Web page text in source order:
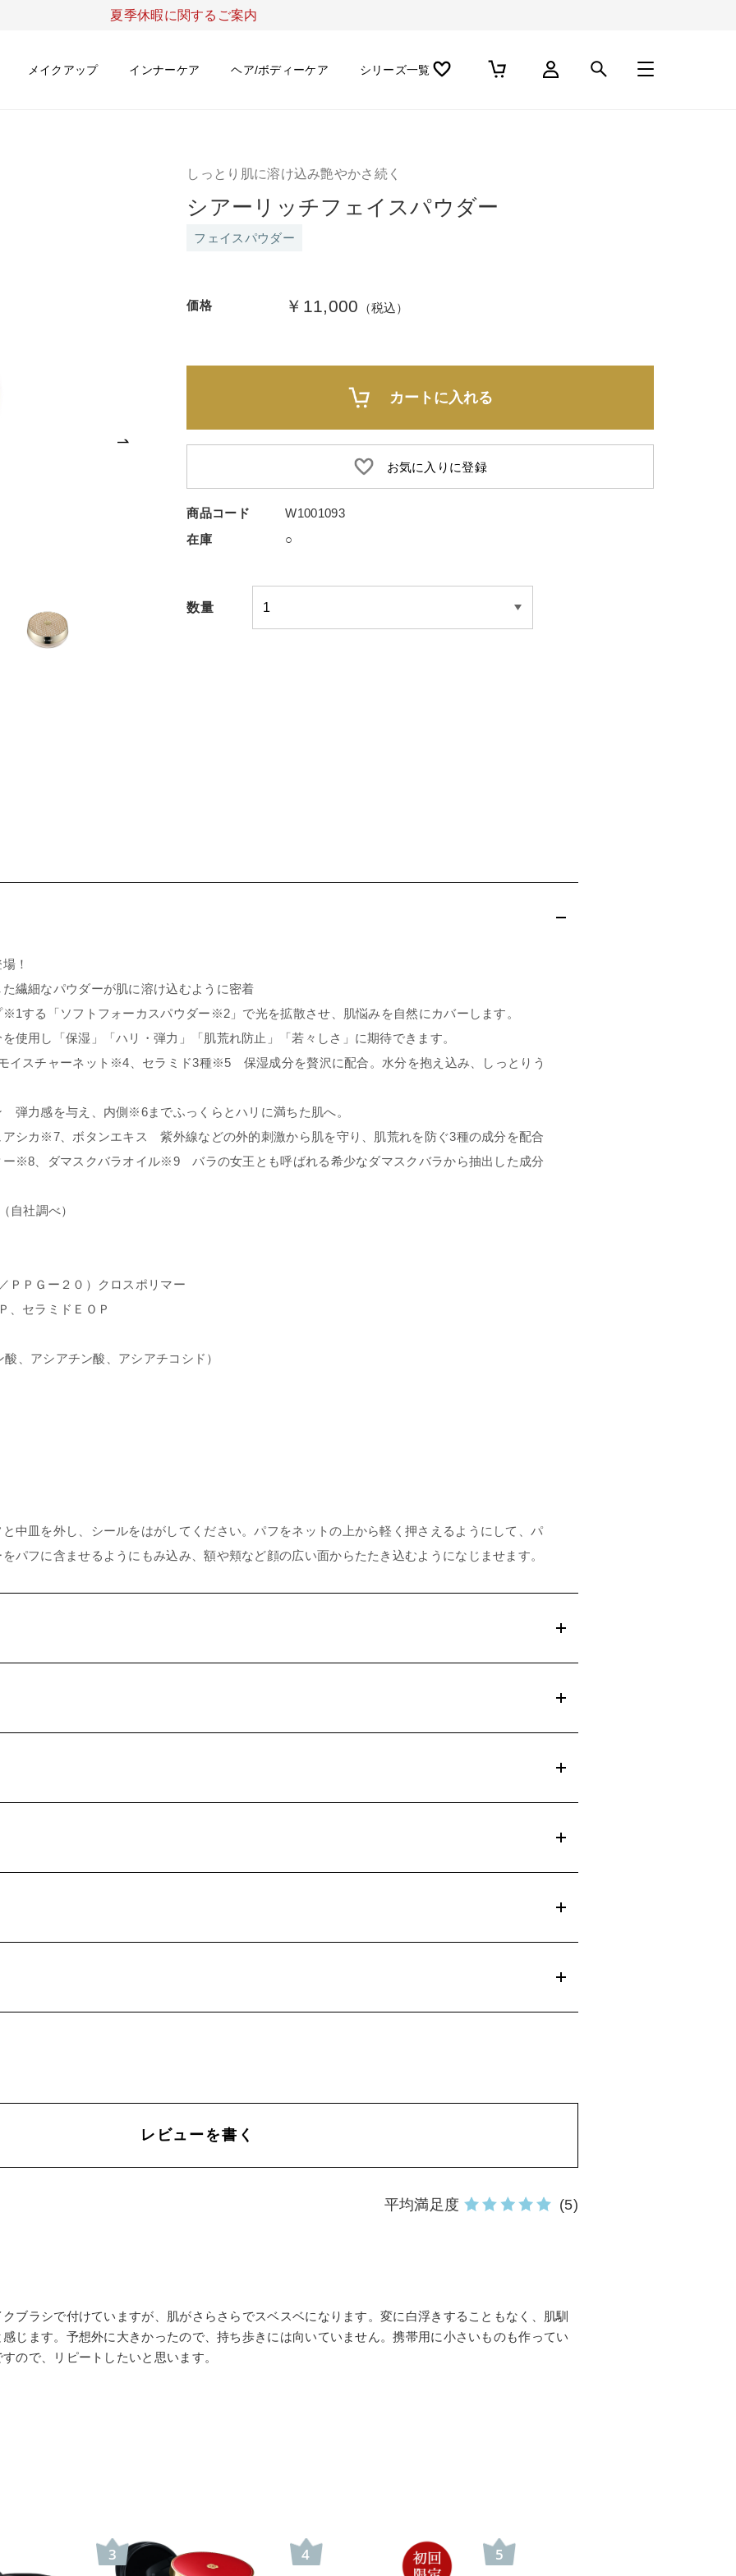
夏季休暇に関するご案内
メイクアップ インナーケア ヘア/ボディーケア シリーズ一覧
しっとり肌に溶け込み艶やかさ続く
シアーリッチフェイスパウダー
フェイスパウダー
価格 ￥11,000 （税込）
カートに入れる
お気に入りに登録
商品コード
W1001093
在庫
○
数量
！
繊細なパウダーが肌に溶け込むように密着
する「ソフトフォーカスパウダー※2」で光を拡散させ、肌悩みを自然にカバーします。
使用し「保湿」「ハリ・弾力」「肌荒れ防止」「若々しさ」に期待できます。
イスチャーネット※4、セラミド3種※5 保湿成分を贅沢に配合。水分を抱え込み、しっとりう
弾力感を与え、内側※6までふっくらとハリに満ちた肌へ。
シカ※7、ボタンエキス 紫外線などの外的刺激から肌を守り、肌荒れを防ぐ3種の成分を配合
ー※8、ダマスクバラオイル※9 バラの女王とも呼ばれる希少なダマスクバラから抽出した成分
社調べ）
ＰＧー２０）クロスポリマー
セラミドＥＯＰ
アシアチン酸、アシアチコシド）
中皿を外し、シールをはがしてください。パフをネットの上から軽く押さえるようにして、パ
パフに含ませるようにもみ込み、額や頬など顔の広い面からたたき込むようになじませます。
レビューを書く
平均満足度 (5)
ブラシで付けていますが、肌がさらさらでスベスベになります。変に白浮きすることもなく、肌馴
じます。予想外に大きかったので、持ち歩きには向いていません。携帯用に小さいものも作ってい
ので、リピートしたいと思います。
3 4 5